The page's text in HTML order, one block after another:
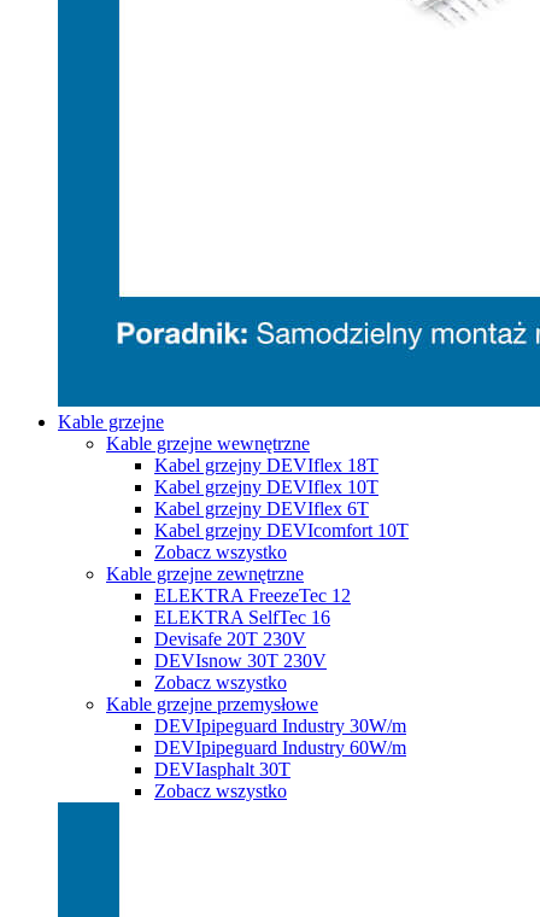
Kable grzejne
Kable grzejne wewnętrzne
Kabel grzejny DEVIflex 18T
Kabel grzejny DEVIflex 10T
Kabel grzejny DEVIflex 6T
Kabel grzejny DEVIcomfort 10T
Zobacz wszystko
Kable grzejne zewnętrzne
ELEKTRA FreezeTec 12
ELEKTRA SelfTec 16
Devisafe 20T 230V
DEVIsnow 30T 230V
Zobacz wszystko
Kable grzejne przemysłowe
DEVIpipeguard Industry 30W/m
DEVIpipeguard Industry 60W/m
DEVIasphalt 30T
Zobacz wszystko